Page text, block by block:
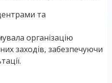
та
організацію
заходів, забезпечуючи